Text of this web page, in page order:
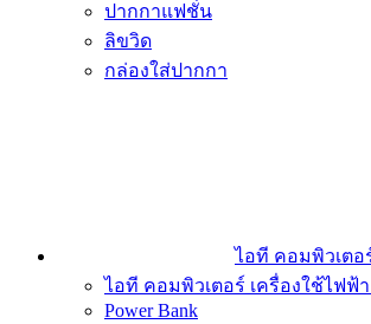
ปากกาแฟชั่น
ลิขวิด
กล่องใส่ปากกา
ไอที คอมพิวเตอ
ไอที คอมพิวเตอร์ เครื่องใช้ไฟฟ้
Power Bank